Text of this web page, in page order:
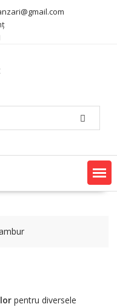
pentru diversele